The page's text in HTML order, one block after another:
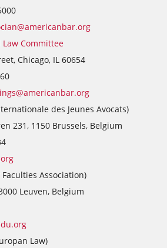
Committee
Chicago, IL 60654
des Jeunes Avocats)
231, 1150 Brussels, Belgium
Association)
Leuven, Belgium
Law)